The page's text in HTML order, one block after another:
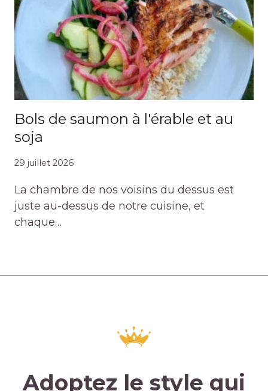
Bols de saumon à l'érable et au
soja
29 juillet 2026
La chambre de nos voisins du dessus est
juste au-dessus de notre cuisine, et
chaque…
Adoptez le style qui